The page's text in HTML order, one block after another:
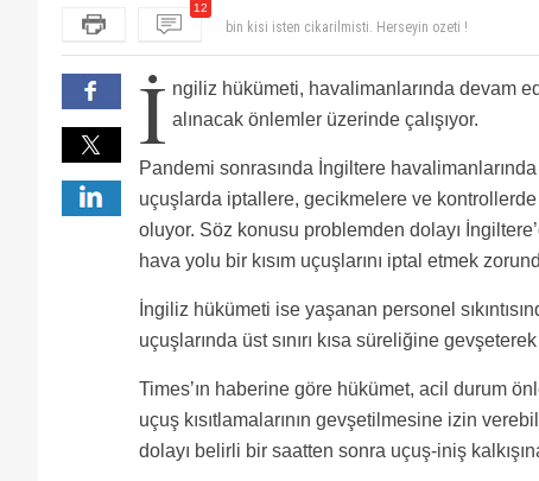
12
Avrupanın yada gelişmiş ülkelerdeki bu sorunu tek
var. Ve gerçekten bizim milletimiz çalışkan.
çözüm bulmazlar. Ahmet bolat çıksın sorunu thy
TGS’de kaç personel türkçe konuşabiliyor ki
İlker Aycı beyefendiyi gönderdikten sonra bu
Daha ne bekleniyor havacılığın kontrolü bizde olabilir
İ ngiliz hükümeti, havalimanlarında devam
alınacak önlemler üzerinde çalışıyor.
Pandemi sonrasında İngiltere
uçuşlarda iptallere, gecikmelere ve
oluyor. Söz konusu problemden dolayı
hava yolu bir kısım uçuşlarını iptal etmek
İngiliz hükümeti ise yaşanan personel
uçuşlarında üst sınırı kısa süreliğine
Times’ın haberine göre hükümet, acil durum
uçuş kısıtlamalarının gevşetilmesine izin
dolayı belirli bir saatten sonra uçuş-iniş